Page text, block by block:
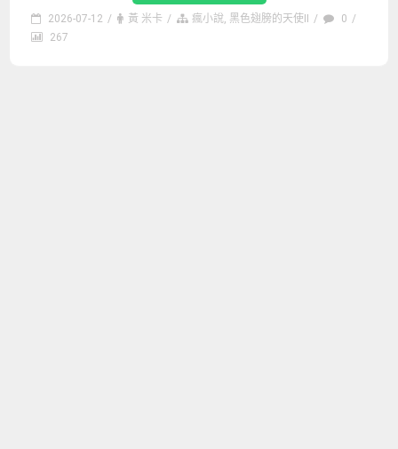
2026-07-12 / 黃 米卡 / 瘋小說, 黑色翅膀的天使II / 0 /
267